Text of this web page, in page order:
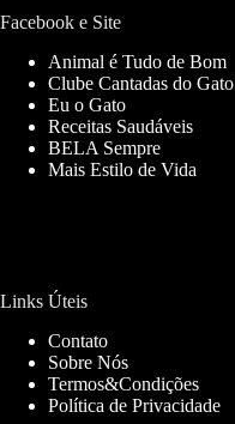
Facebook e Site
Animal é Tudo de Bom
Clube Cantadas do Gato
Eu o Gato
Receitas Saudáveis
BELA Sempre
Mais Estilo de Vida
Links Úteis
Contato
Sobre Nós
Termos&Condições
Política de Privacidade